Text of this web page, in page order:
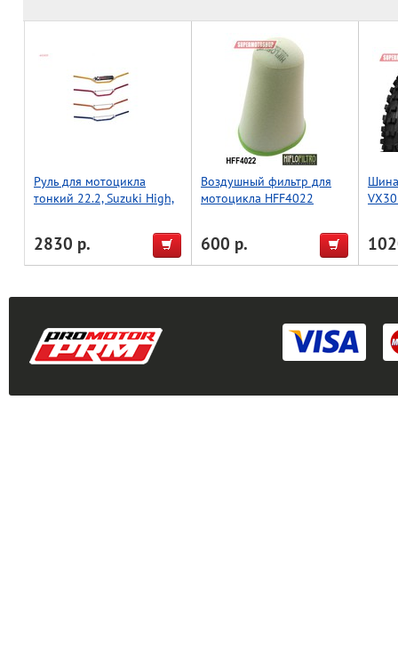
Руль для мотоцикла
тонкий 22.2, Suzuki High,
2830 р.
Воздушный фильтр для
мотоцикла HFF4022
600 р.